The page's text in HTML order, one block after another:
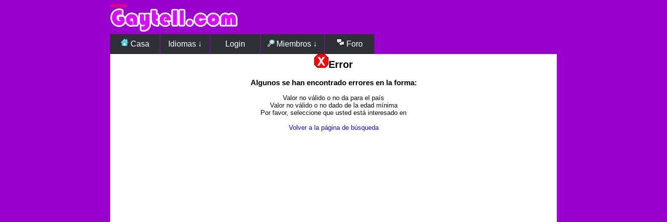
Casa Idiomas ↓ Login Miembros ↓ Foro
Error
Algunos se han encontrado errores en la forma:
Valor no válido o no da para el país
Valor no válido o no dado de la edad mínima
Por favor, seleccione que usted está interesado en
Volver a la página de búsqueda